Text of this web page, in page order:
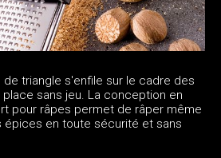
triangle s'enfile sur le cadre des
sans jeu. La conception en
pour râpes permet de râper même
en toute sécurité et sans